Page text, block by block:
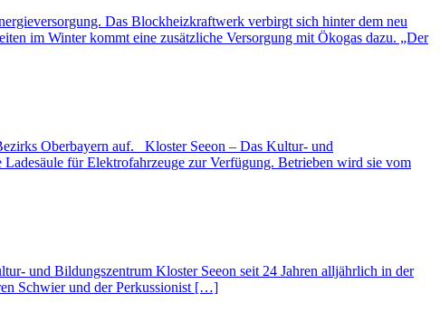
Das Blockheizkraftwerk verbirgt sich hinter dem neu
im Winter kommt eine zusätzliche Versorgung mit Ökogas dazu. „Der
Oberbayern auf. Kloster Seeon – Das Kultur- und
für Elektrofahrzeuge zur Verfügung. Betrieben wird sie vom
und Bildungszentrum Kloster Seeon seit 24 Jahren alljährlich in der
Schwier und der Perkussionist […]